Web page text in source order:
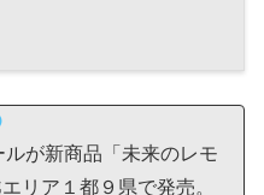
が新商品「未来のレモ
リア１都９県で発売。